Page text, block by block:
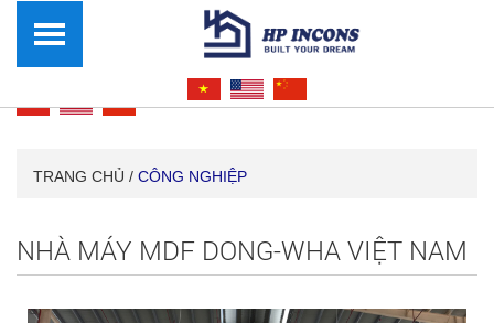
TRANG CHỦ / CÔNG NGHIỆP
NHÀ MÁY MDF DONG-WHA VIỆT NAM